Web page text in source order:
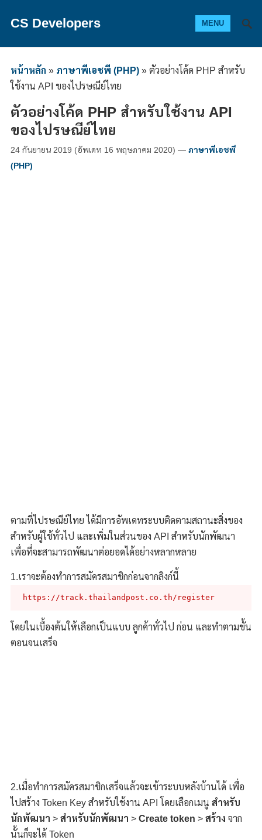
CS Developers MENU
หน้าหลัก » ภาษาพีเอชพี (PHP)» ตัวอย่างโค้ด PHP สำหรับ
ใช้งาน API ของไปรษณีย์ไทย
ตัวอย่างโค้ด PHP สำหรับใช้งาน API
ของไปรษณีย์ไทย
24 กันยายน 2019 (อัพเดท 16 พฤษภาคม 2020) — ภาษาพีเอชพี
(PHP)
ตามที่ไปรษณีย์ไทย ได้มีการอัพเดทระบบติดตามสถานะสิ่งของ
สำหรับผู้ใช้ทั่วไป และเพิ่มในส่วนของ API สำหรับนักพัฒนา
เพื่อที่จะสามารถพัฒนาต่อยอดได้อย่างหลากหลาย
1.เราจะต้องทำการสมัครสมาชิกก่อนจากลิงก์นี้
https://track.thailandpost.co.th/register
โดยในเบื้องต้นให้เลือกเป็นแบบ ลูกค้าทั่วไป ก่อน และทำตามขั้น
ตอนจนเสร็จ
2.เมื่อทำการสมัครสมาชิกเสร็จแล้วจะเข้าระบบหลังบ้านได้ เพื่อ
ไปสร้าง Token Key สำหรับใช้งาน API โดยเลือกเมนู สำหรับ
นักพัฒนา > สำหรับนักพัฒนา > Create token > สร้าง จาก
นั้นก็จะได้ Token